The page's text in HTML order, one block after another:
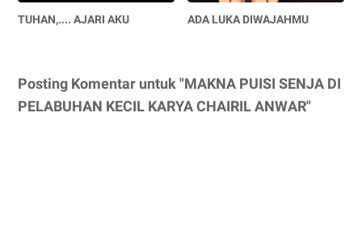
TUHAN,.... AJARI AKU ADA LUKA DIWAJAHMU
Posting Komentar untuk "MAKNA PUISI SENJA DI
PELABUHAN KECIL KARYA CHAIRIL ANWAR"